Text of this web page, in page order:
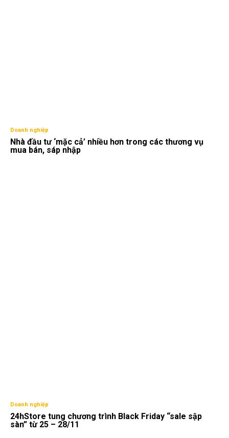
Doanh nghiệp
Nhà đầu tư ‘mặc cả’ nhiều hơn trong các thương vụ
mua bán, sáp nhập
Doanh nghiệp
24hStore tung chương trình Black Friday “sale sập
sàn” từ 25 – 28/11